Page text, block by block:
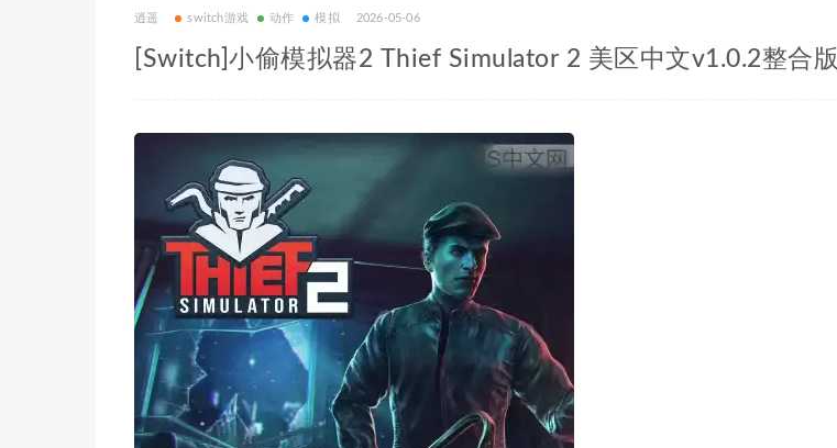
逍遥 switch游戏 动作 模拟 2026-05-06
[Switch]小偷模拟器2 Thief Simulator 2 美区中文v1.0.2整合版